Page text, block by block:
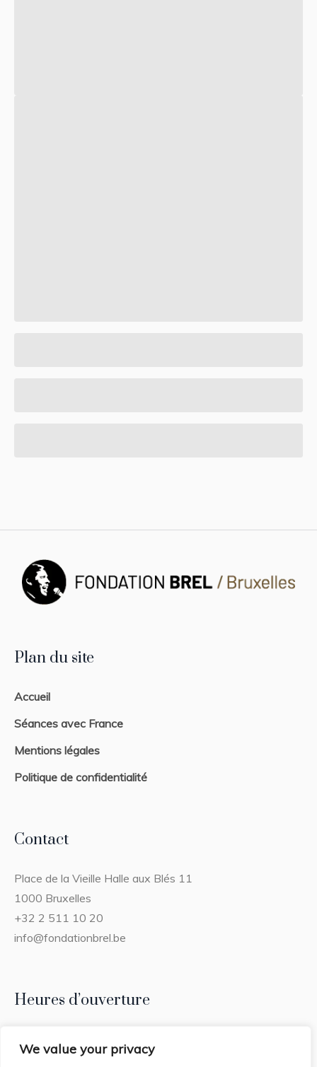
We value your privacy
Plan du site
Accueil
Séances avec France
Mentions légales
Politique de confidentialité
Contact
Place de la Vieille Halle aux Blés 11
1000 Bruxelles
+32 2 511 10 20
info@fondationbrel.be
Heures d’ouverture
(Fermé les 25/12 et 01/01)